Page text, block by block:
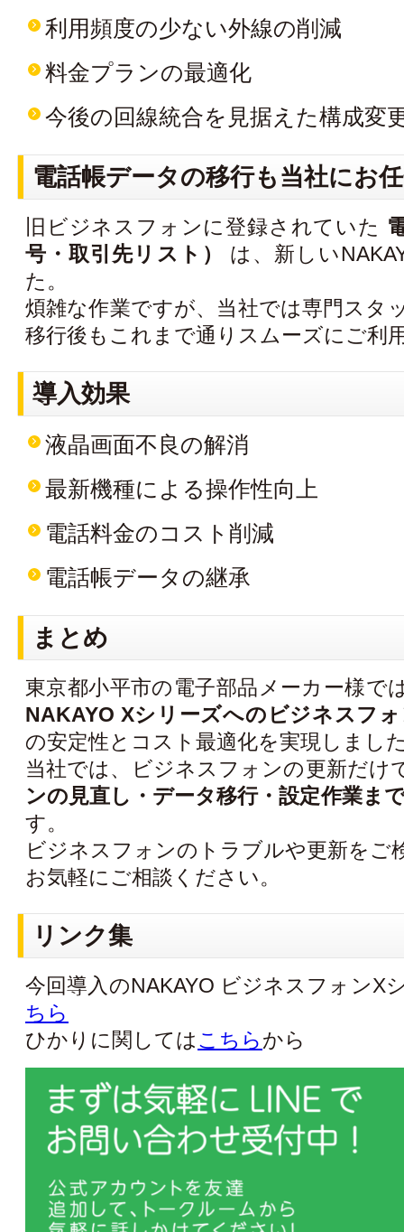
利用頻度の少ない外線の削減
料金プランの最適化
今後の回線統合を見据えた構成変
電話帳データの移行も当社にお
旧ビジネスフォンに登録されていた
号・取引先リスト）
は、新しい
た。
煩雑な作業ですが、当社では専門スタ
移行後もこれまで通りスムーズにご利
導入効果
液晶画面不良の解消
最新機種による操作性向上
電話料金のコスト削減
電話帳データの継承
まとめ
東京都小平市の電子部品メーカー様で
NAKAYO Xシリーズへのビジネスフ
の安定性とコスト最適化を実現しまし
当社では、ビジネスフォンの更新だけ
ンの見直し・データ移行・設定作業ま
す。
ビジネスフォンのトラブルや更新をご
お気軽にご相談ください。
リンク集
今回導入のNAKAYO ビジネスフォンX
ちら
ひかりに関してはこちらから